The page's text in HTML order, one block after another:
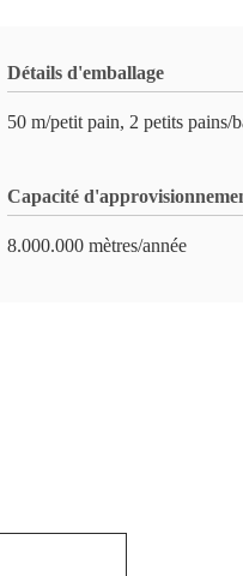
Détails d'emballage
50 m/petit pain, 2 petits pains/
Capacité
8.000.000 mètres/année